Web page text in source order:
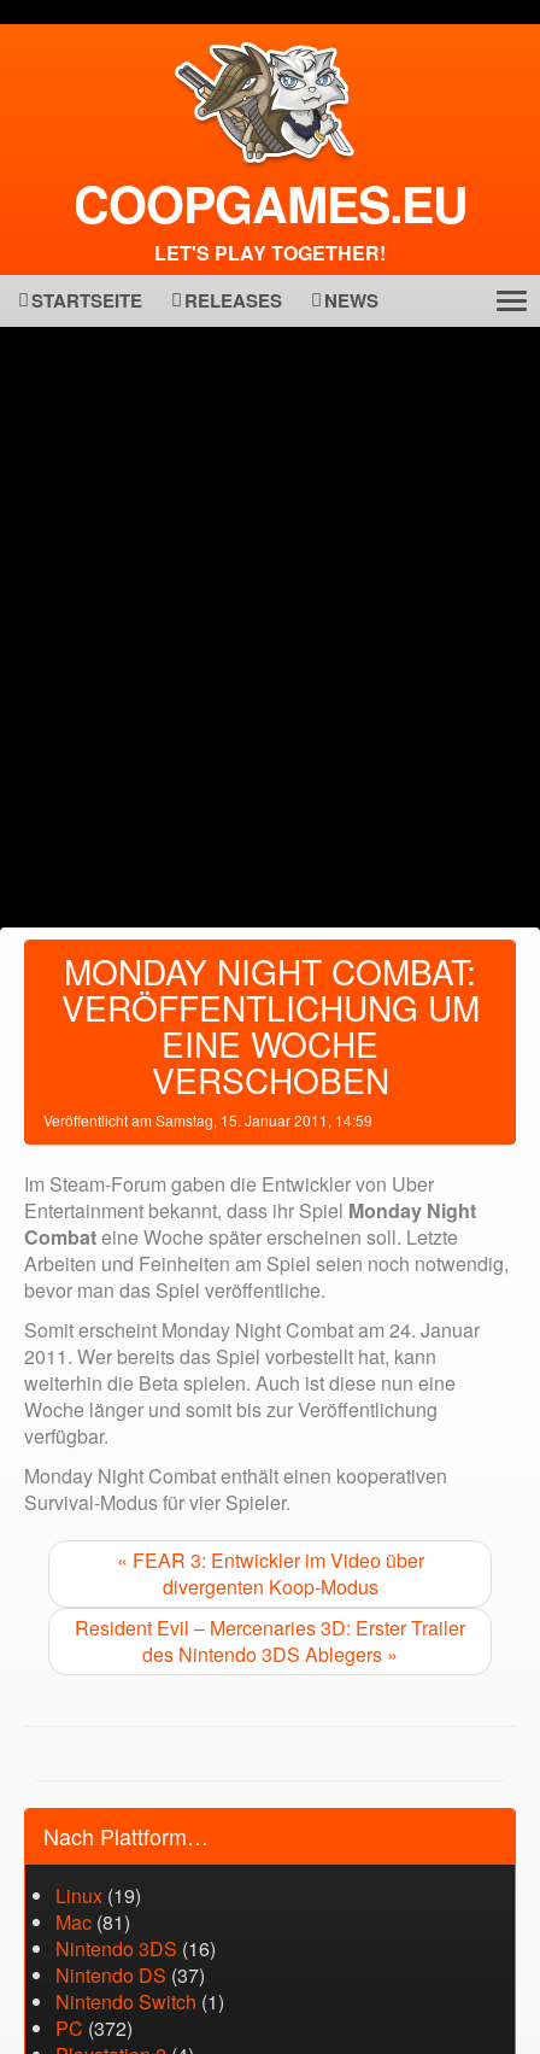
COOPGAMES.EU
LET'S PLAY TOGETHER!
STARTSEITE RELEASES NEWS
MONDAY NIGHT COMBAT:
VERÖFFENTLICHUNG UM
EINE WOCHE
VERSCHOBEN
Veröffentlicht amSamstag, 15. Januar 2011, 14:59
Im Steam-Forum gaben die Entwickler von Uber
Entertainment bekannt, dass ihr Spiel Monday Night
Combateine Woche später erscheinen soll. Letzte
Arbeiten und Feinheiten am Spiel seien noch notwendig,
bevor man das Spiel veröffentliche.
Somit erscheint Monday Night Combat am 24. Januar
2011. Wer bereits das Spiel vorbestellt hat, kann
weiterhin die Beta spielen. Auch ist diese nun eine
Woche länger und somit bis zur Veröffentlichung
verfügbar.
Monday Night Combat enthält einen kooperativen
Survival-Modus für vier Spieler.
« FEAR 3: Entwickler im Video über
divergenten Koop-Modus
Resident Evil – Mercenaries 3D: Erster Trailer
des Nintendo 3DS Ablegers »
Nach Plattform…
Linux (19)
Mac (81)
Nintendo 3DS (16)
Nintendo DS (37)
Nintendo Switch (1)
PC (372)